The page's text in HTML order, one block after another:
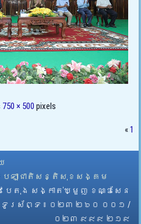
750 × 500 pixels
«1
បេឡាជាតិសន្តិសុខសង្គម
បេតុង សង្កាត់ឃ្មួញ ខណ្ឌសែន
ខទូរស័ព្ទ ៖ ០២៣ ២៦០ ០០១ /
០២៣ ៩៩៩ ២១៩